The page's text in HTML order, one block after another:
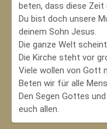
beten, dass diese Zeit
Du bist doch unsere
deinem Sohn Jesus.
Die ganze Welt
Die Kirche steht vor
Viele wollen von Gott
Beten wir für alle
Den Segen Gottes
euch allen.